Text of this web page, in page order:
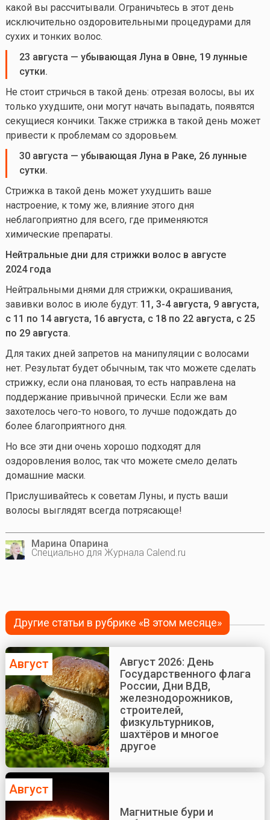
какой вы рассчитывали. Ограничьтесь в этот день
исключительно оздоровительными процедурами для
сухих и тонких волос.
23 августа — убывающая Луна в Овне, 19 лунные
сутки.
Не стоит стричься в такой день: отрезая волосы, вы их
только ухудшите, они могут начать выпадать, появятся
секущиеся кончики. Также стрижка в такой день может
привести к проблемам со здоровьем.
30 августа — убывающая Луна в Раке, 26 лунные
сутки.
Стрижка в такой день может ухудшить ваше
настроение, к тому же, влияние этого дня
неблагоприятно для всего, где применяются
химические препараты.
Нейтральные дни для стрижки волос в августе
2024года
Нейтральными днями для стрижки, окрашивания,
завивки волос в июле будут: 1 1, 3-4 августа, 9 августа,
с 11 по 14 августа, 16 августа, с 18 по 22 августа, с 25
по 29 августа.
Для таких дней запретов на манипуляции с волосами
нет. Результат будет обычным, так что можете сделать
стрижку, если она плановая, то есть направлена на
поддержание привычной прически. Если же вам
захотелось чего-то нового, то лучше подождать до
более благоприятного дня.
Но все эти дни очень хорошо подходят для
оздоровления волос, так что можете смело делать
домашние маски.
Прислушивайтесь к советам Луны, и пусть ваши
волосы выглядят всегда потрясающе!
Марина Опарина
Специально для Журнала Calend.ru
Другие статьи в рубрике «В этом месяце»
Август
Август 2026: День
Государственного флага
России, Дни ВДВ,
железнодорожников,
строителей,
физкультурников,
шахтёров и многое
другое
Август
Магнитные бури и